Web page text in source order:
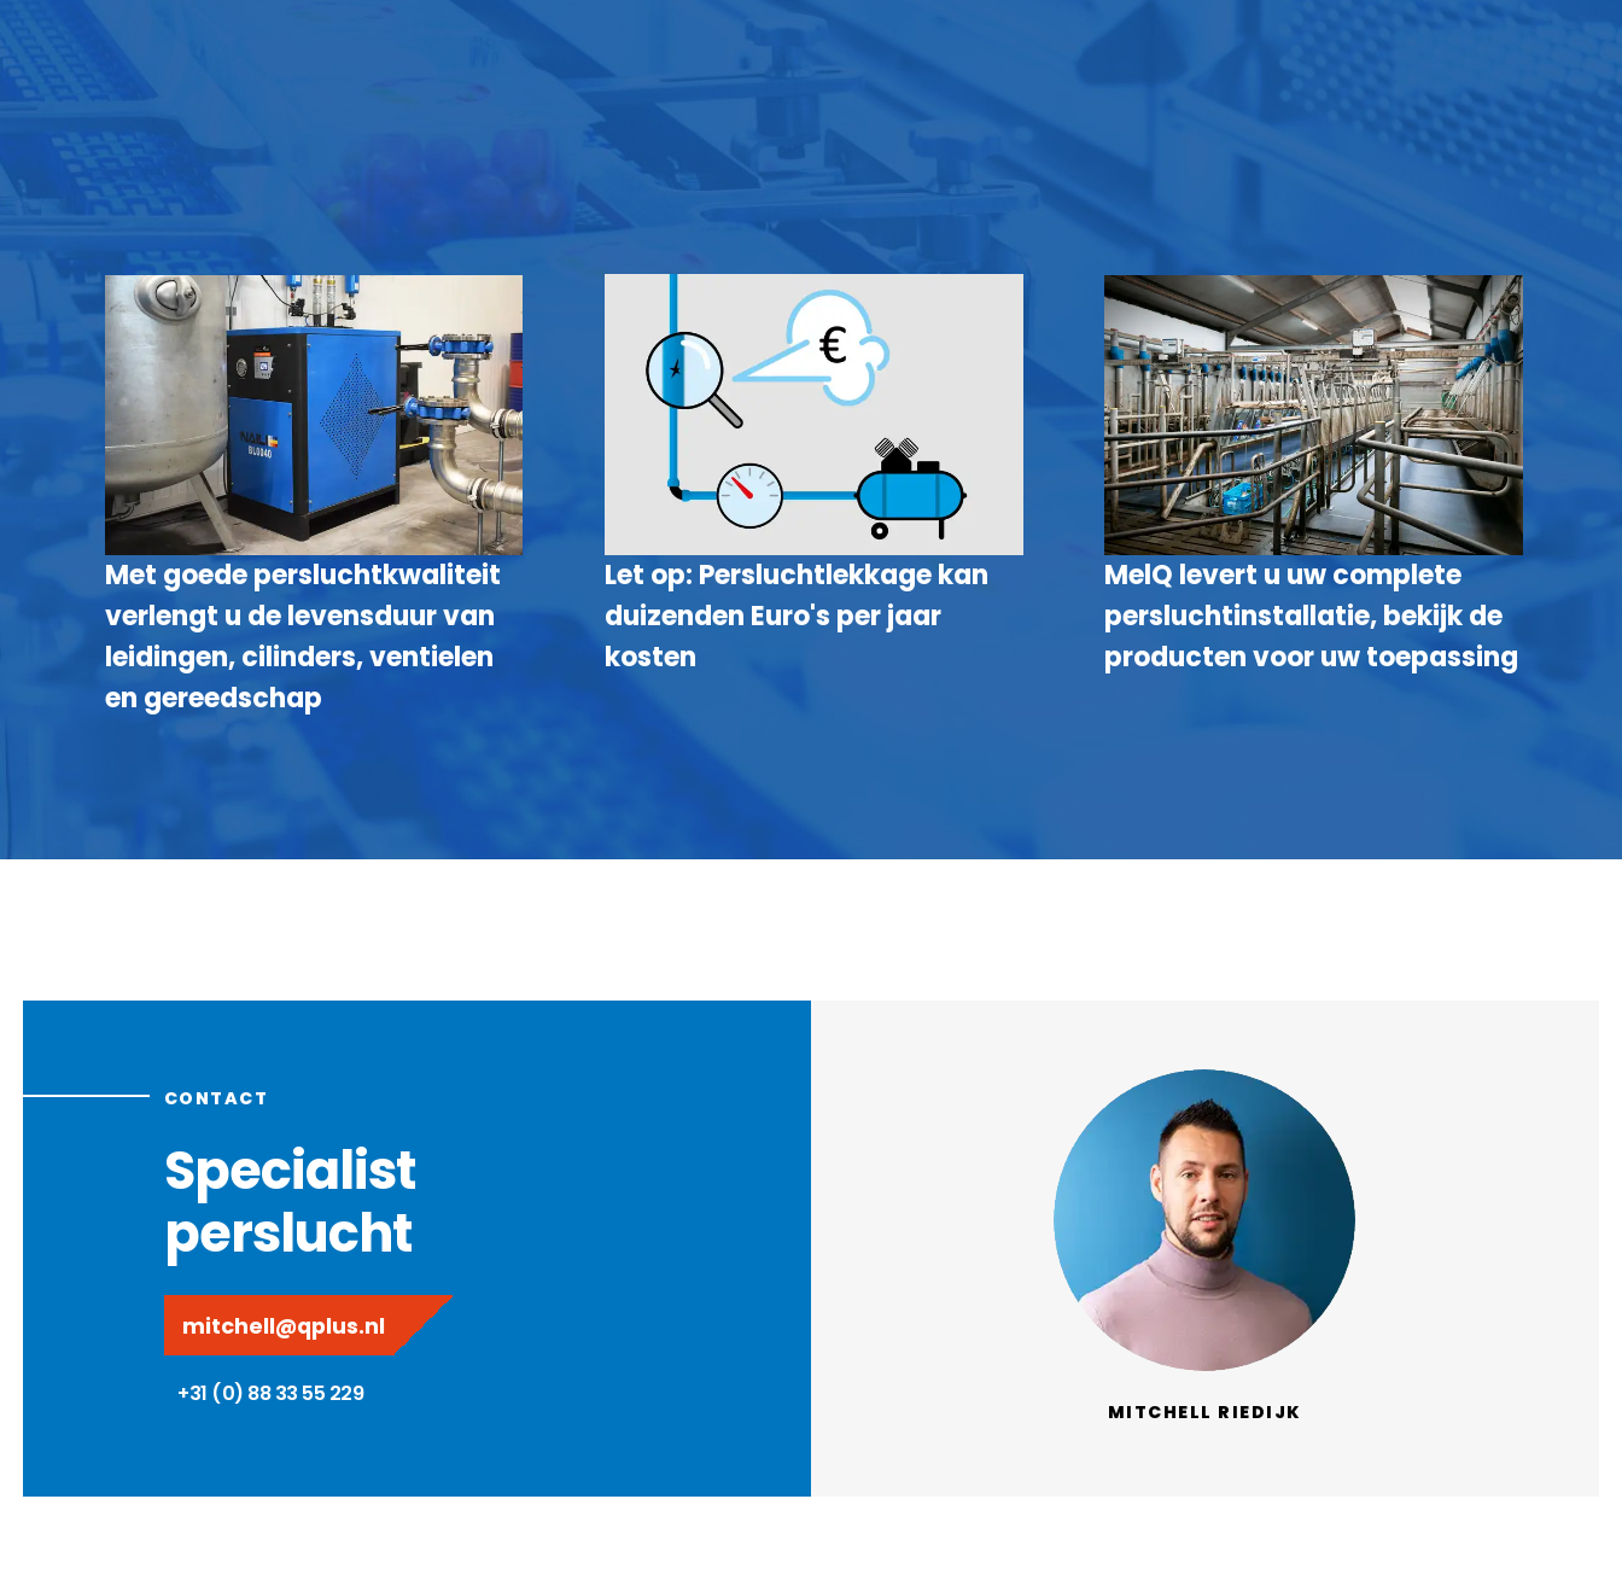
Met goede persluchtkwaliteit
verlengt u de levensduur van
leidingen, cilinders, ventielen
en gereedschap
Let op: Persluchtlekkage kan
duizenden Euro's per jaar
kosten
MelQ levert u uw complete
persluchtinstallatie, bekijk de
producten voor uw toepassing
CONTACT
Specialist
perslucht
mitchell@qplus.nl
+31 (0) 88 33 55 229
MITCHELL RIEDIJK